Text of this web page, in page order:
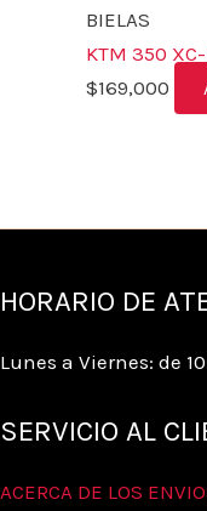
BIELAS
KTM 350
$169,000
HORARIO DE
Lunes a Viernes: de
SERVICIO AL
ACERCA DE LOS